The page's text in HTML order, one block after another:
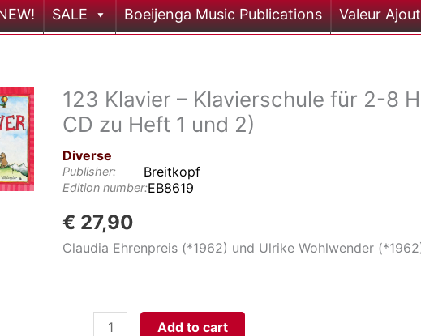
SALE Boeijenga Music Publications Valeur
123 Klavier – Klavierschule für 2-8
CD zu Heft 1 und 2)
Diverse
Publisher: Breitkopf
Edition number:EB8619
€ 27,90
Claudia Ehrenpreis (*1962) und Ulrike Wohlwender
Add to cart